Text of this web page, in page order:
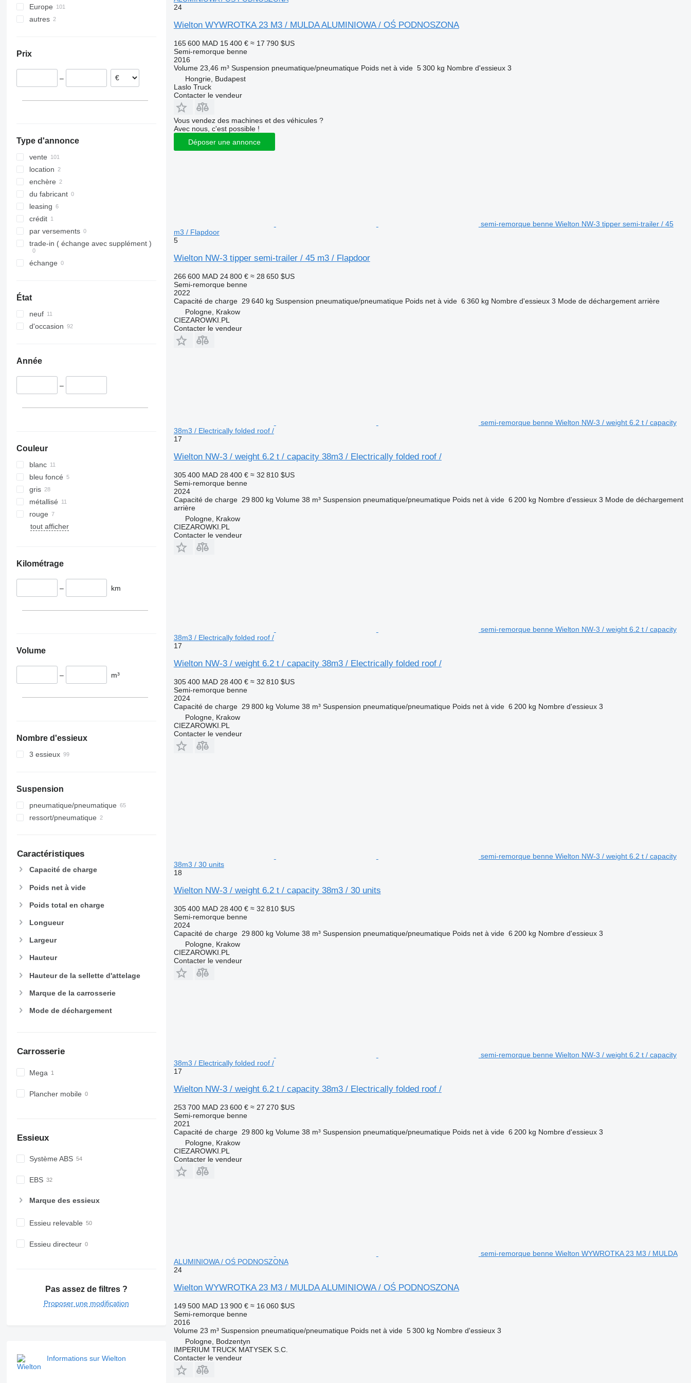
Europe
Pologne
Hongrie
Pays-Bas
autres
Prix
–
Type d'annonce
vente
location
enchère
du fabricant
leasing
crédit
par versements
trade-in ( échange avec supplément )
échange
État
neuf
d'occasion
Année
–
Couleur
blanc
bleu foncé
gris
métallisé
rouge
tout afficher
Kilométrage
– km
Volume
– m³
Nombre d'essieux
3 essieux
Suspension
pneumatique/pneumatique
ressort/pneumatique
Caractéristiques
Capacité de charge
Poids net à vide
Poids total en charge
Longueur
Largeur
Hauteur
Hauteur de la sellette d'attelage
Marque de la carrosserie
Mode de déchargement
Carrosserie
Mega
Plancher mobile
Essieux
Système ABS
EBS
Marque des essieux
Essieu relevable
Essieu directeur
Pas assez de filtres ?
Proposer une modification
Informations sur Wielton
24
Wielton WYWROTKA 23 M3 / MULDA ALUMINIOWA / OŚ PODNOSZONA
165 600 MAD 15 400 € ≈ 17 790 $US
Semi-remorque benne
2016
Volume 23,46 m³ Suspension pneumatique/pneumatique Poids net à vide 5 300 kg Nombre d'essieux 3
Hongrie, Budapest
Laslo Truck
Contacter le vendeur
Vous vendez des machines et des véhicules ?
Avec nous, c'est possible !
Déposer une annonce
semi-remorque benne Wielton NW-3 tipper semi-trailer / 45
m3 / Flapdoor
5
Wielton NW-3 tipper semi-trailer / 45 m3 / Flapdoor
266 600 MAD 24 800 € ≈ 28 650 $US
Semi-remorque benne
2022
Capacité de charge 29 640 kg Suspension pneumatique/pneumatique Poids net à vide 6 360 kg Nombre d'essieux 3 Mode de déchargement arrière
Pologne, Krakow
CIEZAROWKI.PL
Contacter le vendeur
semi-remorque benne Wielton NW-3 / weight 6.2 t / capacity
38m3 / Electrically folded roof /
17
Wielton NW-3 / weight 6.2 t / capacity 38m3 / Electrically folded roof /
305 400 MAD 28 400 € ≈ 32 810 $US
Semi-remorque benne
2024
Capacité de charge 29 800 kg Volume 38 m³ Suspension pneumatique/pneumatique Poids net à vide 6 200 kg Nombre d'essieux 3 Mode de déchargement
arrière
Pologne, Krakow
CIEZAROWKI.PL
Contacter le vendeur
semi-remorque benne Wielton NW-3 / weight 6.2 t / capacity
38m3 / Electrically folded roof /
17
Wielton NW-3 / weight 6.2 t / capacity 38m3 / Electrically folded roof /
305 400 MAD 28 400 € ≈ 32 810 $US
Semi-remorque benne
2024
Capacité de charge 29 800 kg Volume 38 m³ Suspension pneumatique/pneumatique Poids net à vide 6 200 kg Nombre d'essieux 3
Pologne, Krakow
CIEZAROWKI.PL
Contacter le vendeur
semi-remorque benne Wielton NW-3 / weight 6.2 t / capacity
38m3 / 30 units
18
Wielton NW-3 / weight 6.2 t / capacity 38m3 / 30 units
305 400 MAD 28 400 € ≈ 32 810 $US
Semi-remorque benne
2024
Capacité de charge 29 800 kg Volume 38 m³ Suspension pneumatique/pneumatique Poids net à vide 6 200 kg Nombre d'essieux 3
Pologne, Krakow
CIEZAROWKI.PL
Contacter le vendeur
semi-remorque benne Wielton NW-3 / weight 6.2 t / capacity
38m3 / Electrically folded roof /
17
Wielton NW-3 / weight 6.2 t / capacity 38m3 / Electrically folded roof /
253 700 MAD 23 600 € ≈ 27 270 $US
Semi-remorque benne
2021
Capacité de charge 29 800 kg Volume 38 m³ Suspension pneumatique/pneumatique Poids net à vide 6 200 kg Nombre d'essieux 3
Pologne, Krakow
CIEZAROWKI.PL
Contacter le vendeur
semi-remorque benne Wielton WYWROTKA 23 M3 / MULDA
ALUMINIOWA / OŚ PODNOSZONA
24
Wielton WYWROTKA 23 M3 / MULDA ALUMINIOWA / OŚ PODNOSZONA
149 500 MAD 13 900 € ≈ 16 060 $US
Semi-remorque benne
2016
Volume 23 m³ Suspension pneumatique/pneumatique Poids net à vide 5 300 kg Nombre d'essieux 3
Pologne, Bodzentyn
IMPERIUM TRUCK MATYSEK S.C.
Contacter le vendeur